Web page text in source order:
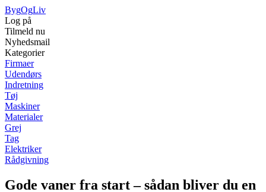
BygOgLiv
Log på
Tilmeld nu
Nyhedsmail
Kategorier
Firmaer
Udendørs
Indretning
Tøj
Maskiner
Materialer
Grej
Tag
Elektriker
Rådgivning
Gode vaner fra start – sådan bliver du en